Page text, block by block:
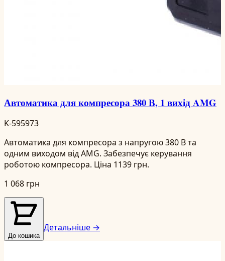
Автоматика для компресора 380 В, 1 вихід AMG
K-595973
Автоматика для компресора з напругою 380 В та
одним виходом від AMG. Забезпечує керування
роботою компресора. Ціна 1139 грн.
1 068 грн
До кошика
Детальніше →